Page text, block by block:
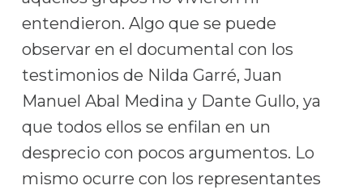
entendieron. Algo que se puede
observar en el documental con los
testimonios de Nilda Garré, Juan
Manuel Abal Medina y Dante Gullo, ya
que todos ellos se enfilan en un
desprecio con pocos argumentos. Lo
mismo ocurre con los representantes